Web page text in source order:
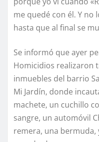
me quedé con él. Y no
hasta que al final se
Se informó que ayer
Homicidios realizaron
inmuebles del barrio
Mi Jardín, donde
machete, un cuchillo
sangre, un automóvil
remera, una